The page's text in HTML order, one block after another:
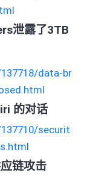
泄露了3TB
data-br
的对话
securit
链攻击